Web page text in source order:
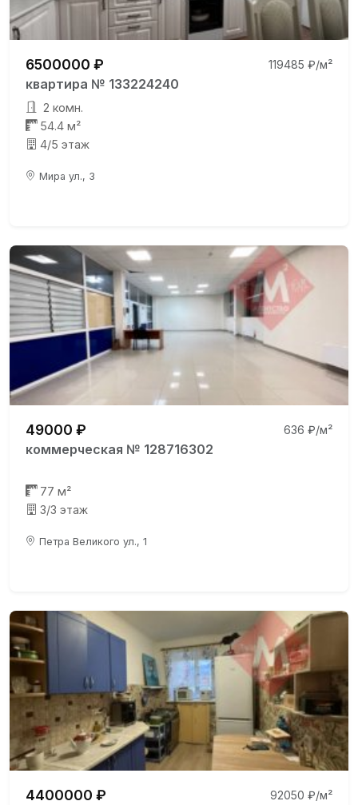
6500000 ₽ 119485 ₽/м²
квартира № 133224240
2 комн.
54.4 м²
4/5 этаж
Мира ул., 3
49000 ₽ 636 ₽/м²
коммерческая № 128716302
77 м²
3/3 этаж
Петра Великого ул., 1
4400000 ₽ 92050 ₽/м²